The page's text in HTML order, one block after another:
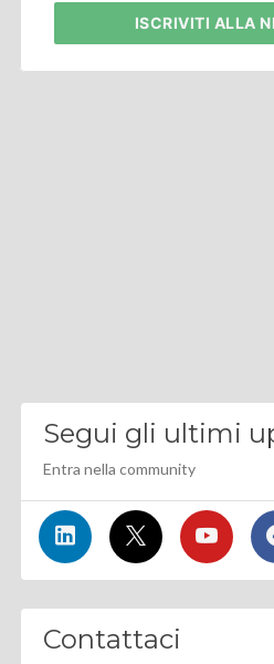
ISCRIVITI ALLA
Segui gli ultimi
Entra nella community
Contattaci